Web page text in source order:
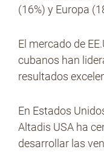
(16%) y Europa
El mercado de
cubanos han
resultados
En Estados
Altadis USA ha
desarrollar las